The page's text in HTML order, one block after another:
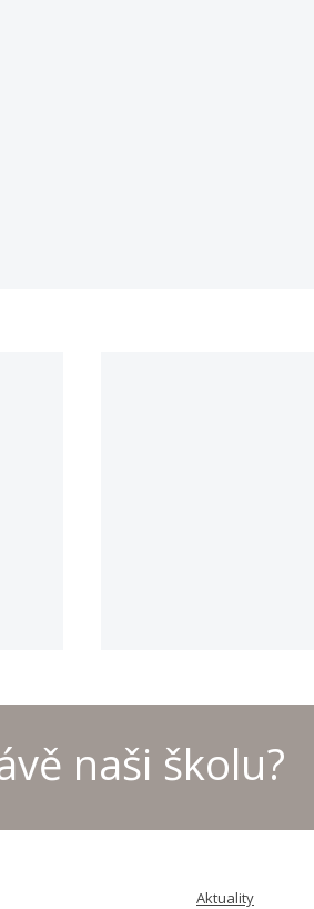
šachu - 2026
naši školu?
Aktuality